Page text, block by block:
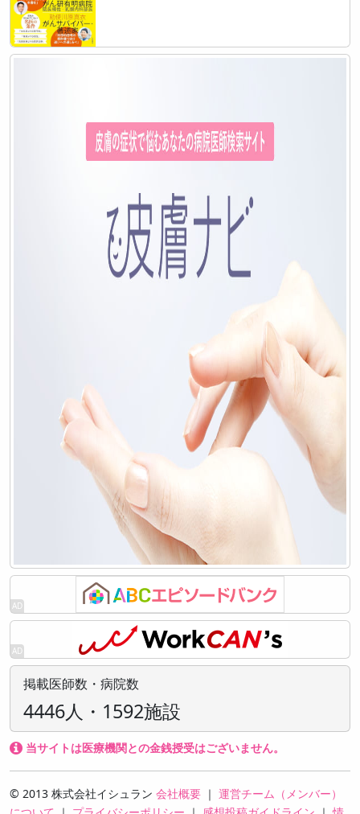
掲載医師数・病院数
4446人・1592施設
当サイトは医療機関との金銭授受はございません。
© 2013 株式会社イシュラン 会社概要 ｜ 運営チーム（メンバー）